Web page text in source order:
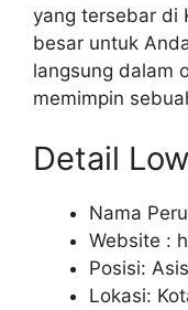
yang tersebar di
besar untuk
langsung dalam
memimpin
Detail
Nama
Website :
Posisi:
Lokasi: